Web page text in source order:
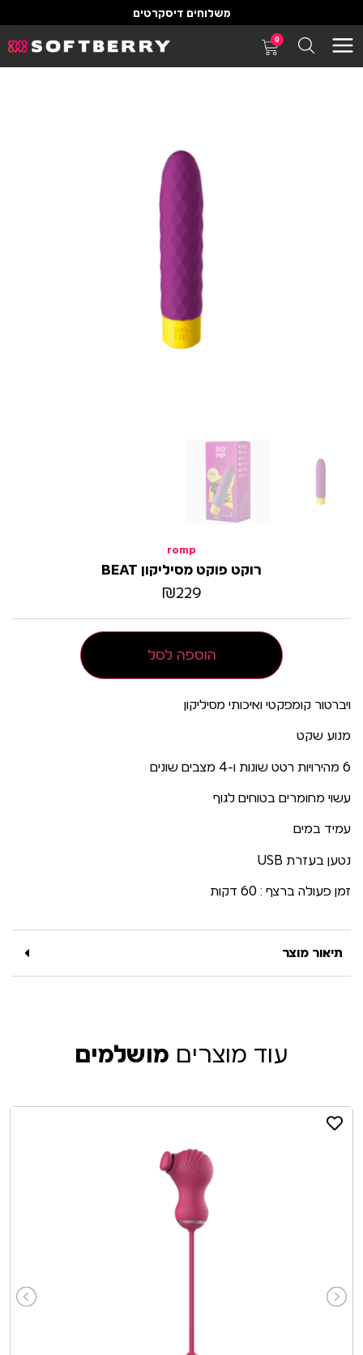
משלוחים דיסקרטים
0
romp
רוקט פוקט מסיליקון BEAT
₪229
הוספה לסל
ויברטור קומפקטי ואיכותי מסיליקון
מנוע שקט
6 מהירויות רטט שונות ו-4 מצבים שונים
עשוי מחומרים בטוחים לגוף
עמיד במים
נטען בעזרת USB
זמן פעולה ברצף : 60 דקות
תיאור מוצר
עוד מוצרים מושלמים